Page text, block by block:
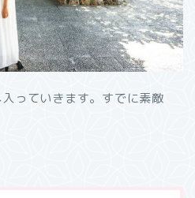
っていきます。すでに素敵